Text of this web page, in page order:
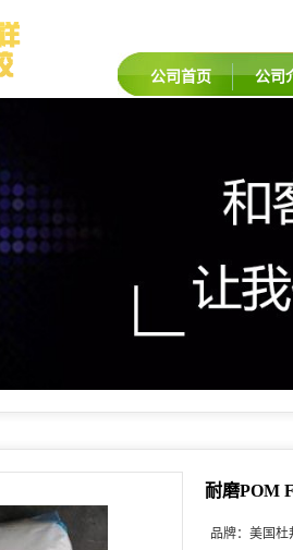
公司首页 公司
耐磨POM
品牌： 美国杜